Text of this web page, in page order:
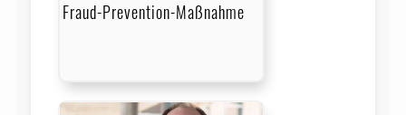
Fraud-Prevention-Maßnahme